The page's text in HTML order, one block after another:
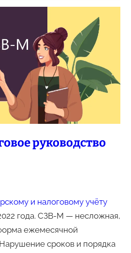
руководство
и налоговому учёту
года. СЗВ-М — несложная,
ежемесячной
сроков и порядка